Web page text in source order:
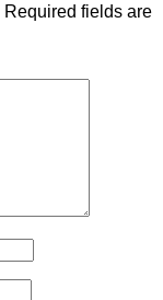
Required fields are